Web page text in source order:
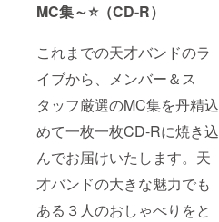
MC集～⭐（CD-R）
これまでの天才バンドのラ
イブから、メンバー＆ス
タッフ厳選のMC集を丹精込
めて一枚一枚CD-Rに焼き込
んでお届けいたします。天
才バンドの大きな魅力でも
ある３人のおしゃべりをと